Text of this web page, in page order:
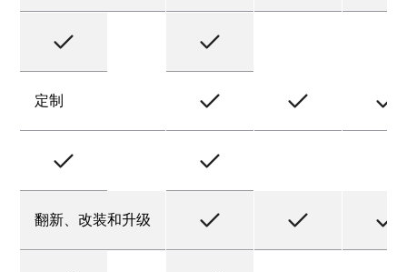
定制
翻新、改装和升级